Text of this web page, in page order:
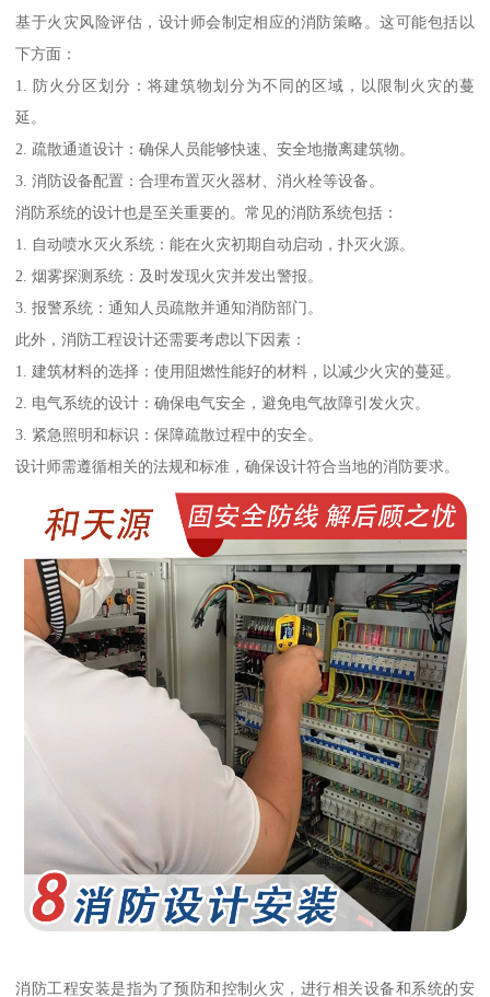
基于火灾风险评估，设计师会制定相应的消防策略。这可能包括以
下方面：
1. 防火分区划分：将建筑物划分为不同的区域，以限制火灾的蔓
延。
2. 疏散通道设计：确保人员能够快速、安全地撤离建筑物。
3. 消防设备配置：合理布置灭火器材、消火栓等设备。
消防系统的设计也是至关重要的。常见的消防系统包括：
1. 自动喷水灭火系统：能在火灾初期自动启动，扑灭火源。
2. 烟雾探测系统：及时发现火灾并发出警报。
3. 报警系统：通知人员疏散并通知消防部门。
此外，消防工程设计还需要考虑以下因素：
1. 建筑材料的选择：使用阻燃性能好的材料，以减少火灾的蔓延。
2. 电气系统的设计：确保电气安全，避免电气故障引发火灾。
3. 紧急照明和标识：保障疏散过程中的安全。
设计师需遵循相关的法规和标准，确保设计符合当地的消防要求。
消防工程安装是指为了预防和控制火灾，进行相关设备和系统的安